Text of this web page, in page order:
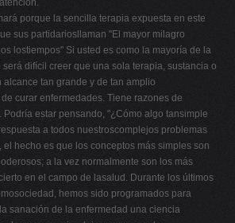
porque la sencilla terapia expuesta en este
sus partidariosllaman "El mayor milagro
lostiempos" Si usted es como la mayoría de la
difícil creer que una sola terapia, sustancia o
tan grande y de tan amplio
curar enfermedades. Tiene razones de
Podría estar pensando, "¿Cómo algo tansimple
a todos nuestroscomplejos problemas
hecho es que los conceptos más simples son
a la vez normalmente son los más
en el campo de lasalud. Durante los últimos
hemos sido programados para
sanación de la enfermedad una ciencia